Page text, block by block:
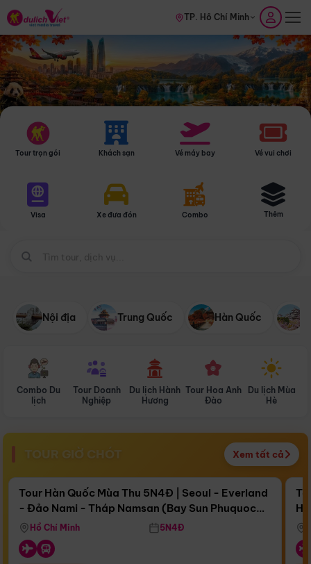
TP. Hồ Chí Minh
Tour trọn gói Khách sạn Vé máy bay Vé vui chơi
Visa Xe đưa đón Combo Thêm
Nội địa Trung Quốc Hàn Quốc
Combo Du
lịch
Tour Doanh
Nghiệp
Du lịch Hành
Hương
Tour Hoa Anh
Đào
Du lịch Mùa
Hè
TOUR GIỜ CHÓT Xem tất cả
Còn15 ngày 20:15:29
Bay Sun Phuquoc Airways
Điểm nổi bật
Tour Hàn Quốc Mùa Thu 5N4Đ | Seoul - Everland
- Đảo Nami - Tháp Namsan (Bay Sun Phuquoc
Airways)
Hồ Chí Minh 5N4Đ